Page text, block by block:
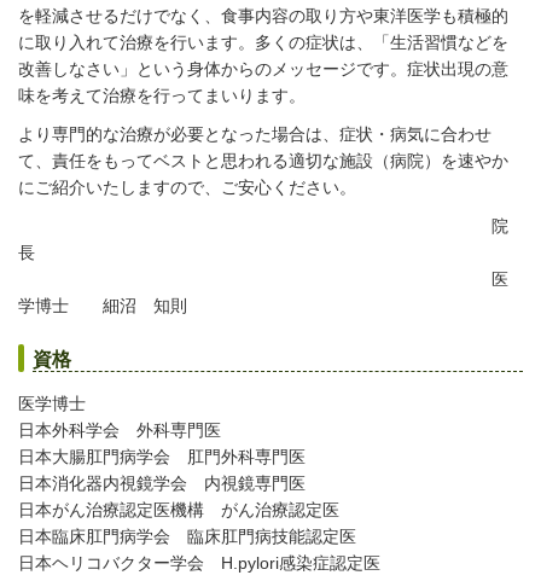
を軽減させるだけでなく、食事内容の取り方や東洋医学も積極的
に取り入れて治療を行います。多くの症状は、「生活習慣などを
改善しなさい」という身体からのメッセージです。症状出現の意
味を考えて治療を行ってまいります。
より専門的な治療が必要となった場合は、症状・病気に合わせ
て、責任をもってベストと思われる適切な施設（病院）を速やか
にご紹介いたしますので、ご安心ください。
院
長
医
学博士 細沼 知則
資格
医学博士
日本外科学会 外科専門医
日本大腸肛門病学会 肛門外科専門医
日本消化器内視鏡学会 内視鏡専門医
日本がん治療認定医機構 がん治療認定医
日本臨床肛門病学会 臨床肛門病技能認定医
日本ヘリコバクター学会 H.pylori感染症認定医